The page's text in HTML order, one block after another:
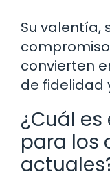
Su valentía,
convierten
de fidelidad
¿Cuál
para los